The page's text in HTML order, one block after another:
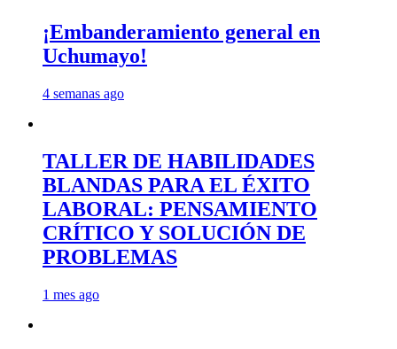
¡Embanderamiento general en
Uchumayo!
4 semanas ago
TALLER DE HABILIDADES
BLANDAS PARA EL ÉXITO
LABORAL: PENSAMIENTO
CRÍTICO Y SOLUCIÓN DE
PROBLEMAS
1 mes ago